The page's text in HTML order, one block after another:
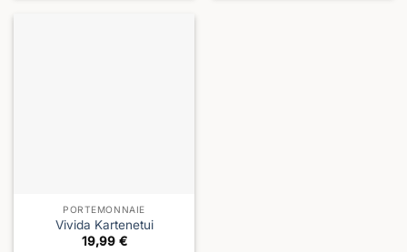
PORTEMONNAIE
Vivida Kartenetui
19,99 €